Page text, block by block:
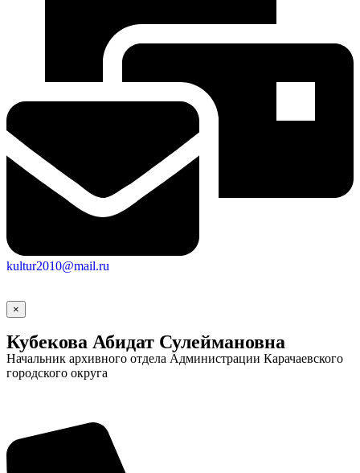
kultur2010@mail.ru
×
Кубекова Абидат Сулеймановна
Начальник архивного отдела Администрации Карачаевского
городского округа